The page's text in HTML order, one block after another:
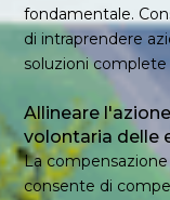
fondamentale.
di intraprendere
soluzioni
Allineare
volontaria delle
La
consente di